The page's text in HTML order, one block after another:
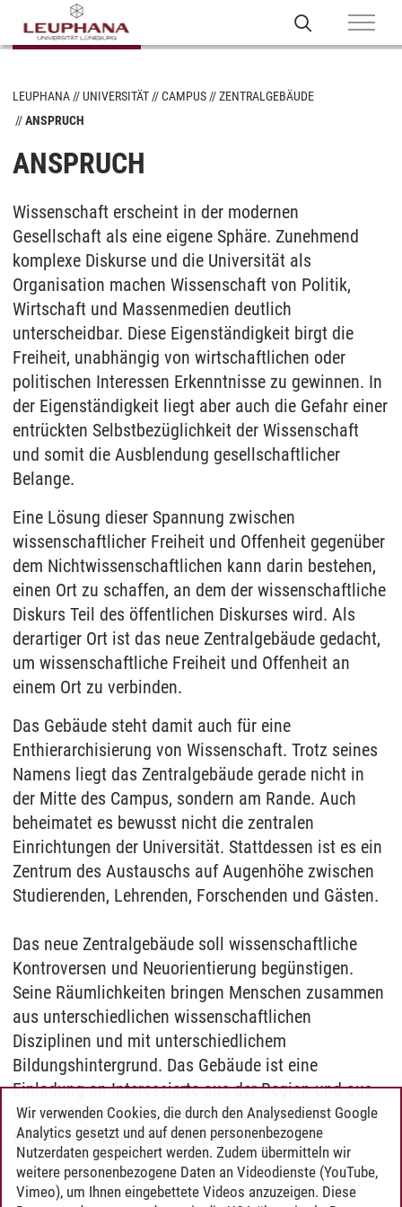
LEUPHANA UNIVERSITÄT CAMPUS
ZENTRALGEBÄUDE
ANSPRUCH
ANSPRUCH
Wissenschaft erscheint in der modernen
Gesellschaft als eine eigene Sphäre. Zunehmend
komplexe Diskurse und die Universität als
Organisation machen Wissenschaft von Politik,
Wirtschaft und Massenmedien deutlich
unterscheidbar. Diese Eigenständigkeit birgt die
Freiheit, unabhängig von wirtschaftlichen oder
politischen Interessen Erkenntnisse zu gewinnen. In
der Eigenständigkeit liegt aber auch die Gefahr einer
entrückten Selbstbezüglichkeit der Wissenschaft
und somit die Ausblendung gesellschaftlicher
Belange.
Eine Lösung dieser Spannung zwischen
wissenschaftlicher Freiheit und Offenheit gegenüber
dem Nichtwissenschaftlichen kann darin bestehen,
einen Ort zu schaffen, an dem der wissenschaftliche
Diskurs Teil des öffentlichen Diskurses wird. Als
derartiger Ort ist das neue Zentralgebäude gedacht,
um wissenschaftliche Freiheit und Offenheit an
einem Ort zu verbinden.
Das Gebäude steht damit auch für eine
Enthierarchisierung von Wissenschaft. Trotz seines
Namens liegt das Zentralgebäude gerade nicht in
der Mitte des Campus, sondern am Rande. Auch
beheimatet es bewusst nicht die zentralen
Einrichtungen der Universität. Stattdessen ist es ein
Zentrum des Austauschs auf Augenhöhe zwischen
Studierenden, Lehrenden, Forschenden und Gästen.
Das neue Zentralgebäude soll wissenschaftliche
Kontroversen und Neuorientierung begünstigen.
Seine Räumlichkeiten bringen Menschen zusammen
aus unterschiedlichen wissenschaftlichen
Disziplinen und mit unterschiedlichem
Bildungshintergrund. Das Gebäude ist eine
Einladung an Interessierte aus der Region und aus
aller Welt, die Universität mit ihren Ideen und ihrem
Erkenntnisinteresse zu bereichern.
Wir verwenden Cookies, die durch den Analysedienst Google
Analytics gesetzt und auf denen personenbezogene
Nutzerdaten gespeichert werden. Zudem übermitteln wir
weitere personenbezogene Daten an Videodienste (YouTube,
Vimeo), um Ihnen eingebettete Videos anzuzeigen. Diese